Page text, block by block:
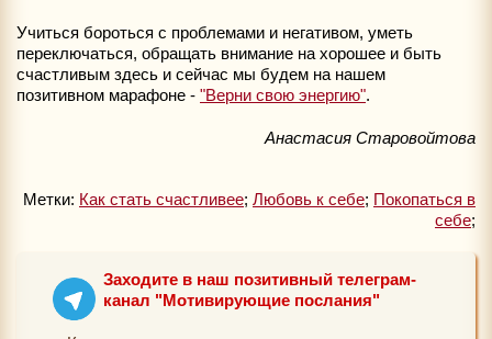
Учиться бороться с проблемами и негативом, уметь
переключаться, обращать внимание на хорошее и быть
счастливым здесь и сейчас мы будем на нашем
позитивном марафоне - "Верни свою энергию".
Анастасия Старовойтова
Метки: Как стать счастливее; Любовь к себе; Покопаться в
себе;
Заходите в наш позитивный телеграм-
канал "Мотивирующие послания"